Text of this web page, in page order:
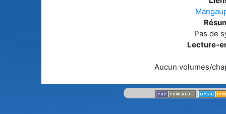
Pas de
Lecture-
Aucun volumes/